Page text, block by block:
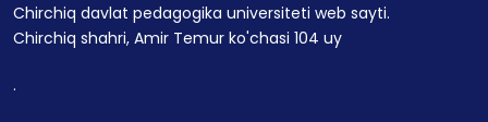
Chirchiq davlat pedagogika universiteti web sayti.
Chirchiq shahri, Amir Temur ko'chasi 104 uy
.